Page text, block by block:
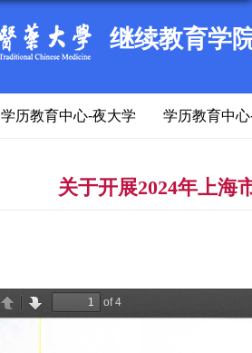
继续教育学
学历教育中心-夜大学 学历教育中
关于开展2024年上海